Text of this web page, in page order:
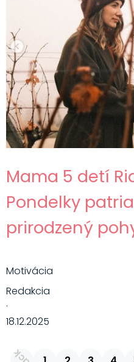
Mama 5 detí
Pondelky
prirodzený
Motivácia
Redakcia
·
18.12.2025